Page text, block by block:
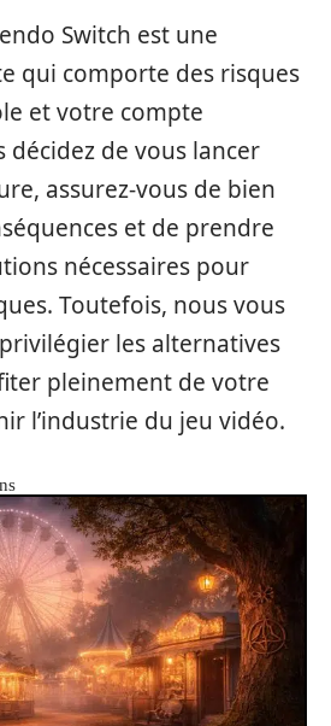
Switch est une
qui comporte des risques
et votre compte
décidez de vous lancer
assurez-vous de bien
et de prendre
nécessaires pour
Toutefois, nous vous
les alternatives
pleinement de votre
l’industrie du jeu vidéo.